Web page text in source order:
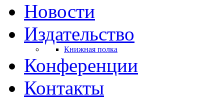
Новости
Издательство
Книжная полка
Конференции
Контакты